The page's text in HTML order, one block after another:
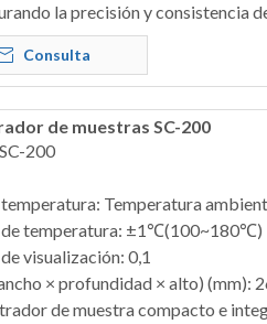
la precisión y consistencia
Consulta
de muestras SC-200
200
temperatura: Temperatura
de temperatura: ±1℃(100~180℃)
visualización: 0,1
× profundidad × alto) (mm):
de muestra compacto e